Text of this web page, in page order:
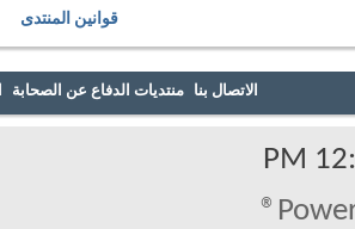
قوانين المنتدى
الاتصال بنا منتديات الدفاع عن الصحابة